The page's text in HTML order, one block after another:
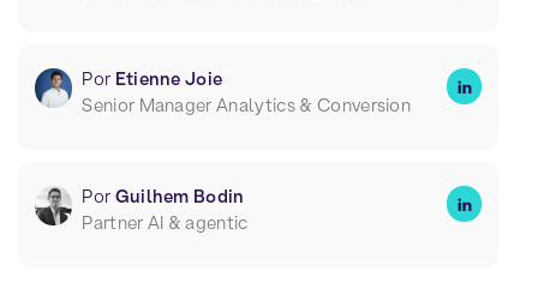
Por Etienne Joie
Senior Manager Analytics & Conversion
Por Guilhem Bodin
Partner AI & agentic